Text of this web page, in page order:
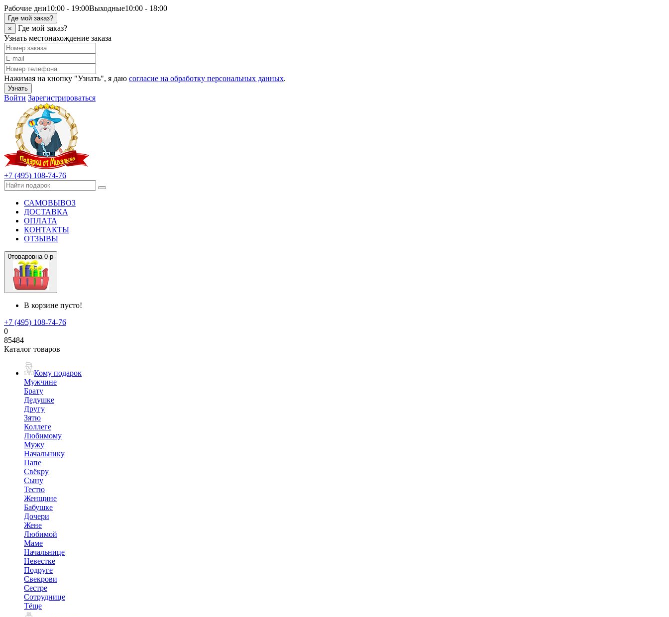
Рабочие дни10:00 - 19:00Выходные10:00 - 18:00
Где мой заказ?
×
Где мой заказ?
Узнать местонахождение заказа
Нажимая на кнопку "Узнать", я даю согласие на обработку персональных данных.
Узнать
Войти Зарегистрироваться
+7 (495) 108-74-76
САМОВЫВОЗ
ДОСТАВКА
ОПЛАТА
КОНТАКТЫ
ОТЗЫВЫ
0товаровна 0 р
В корзине пусто!
+7 (495) 108-74-76
0
85484
Каталог товаров
Кому подарок
Мужчине
Брату
Дедушке
Другу
Зятю
Коллеге
Любимому
Мужу
Начальнику
Папе
Свёкру
Сыну
Тестю
Женщине
Бабушке
Дочери
Жене
Любимой
Маме
Начальнице
Невестке
Подруге
Свекрови
Сестре
Сотруднице
Тёще